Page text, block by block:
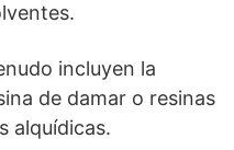
incluyen la
de damar o resinas
alquídicas.